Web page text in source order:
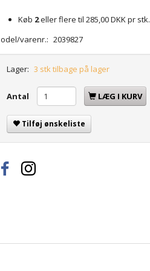
Køb 2eller flere til285,00 DKKpr stk.
varenr.: 2039827
Lager: 3 stk tilbage på lager
Antal LÆG I KURV
Tilføj ønskeliste